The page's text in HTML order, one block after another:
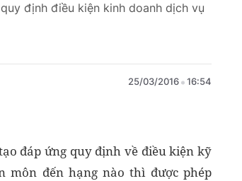
định điều kiện kinh doanh dịch vụ
25/03/2016 16:54
đáp ứng quy định về điều kiện kỹ
môn đến hạng nào thì được phép